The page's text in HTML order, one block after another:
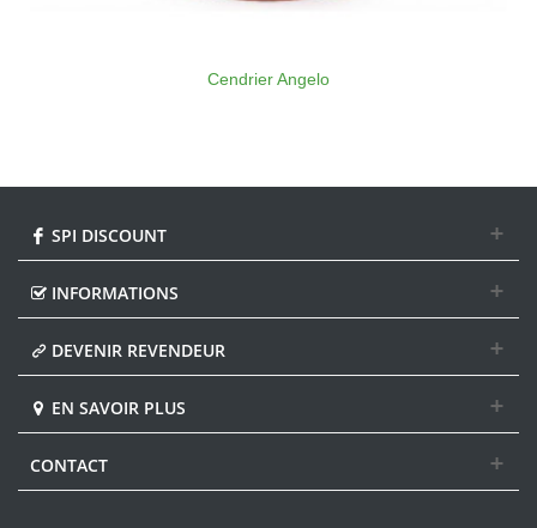
Cendrier Angelo
SPI DISCOUNT
INFORMATIONS
DEVENIR REVENDEUR
EN SAVOIR PLUS
CONTACT